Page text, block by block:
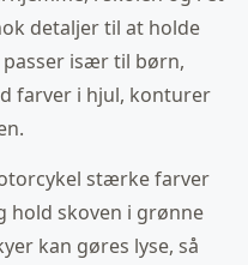
detaljer til at holde
passer især til børn,
farver i hjul, konturer
stærke farver
hold skoven i grønne
kan gøres lyse, så